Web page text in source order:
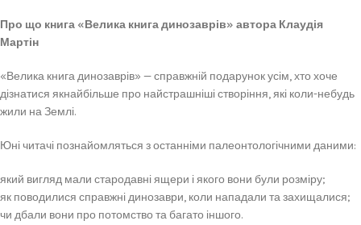
Про що книга «Велика книга динозаврів» автора Клаудія
Мартін
«Велика книга динозаврів» — справжній подарунок усім, хто хоче
дізнатися якнайбільше про найстрашніші створіння, які коли-небудь
жили на Землі.
Юні читачі познайомляться з останніми палеонтологічними даними:
який вигляд мали стародавні ящери і якого вони були розміру;
як поводилися справжні динозаври, коли нападали та захищалися;
чи дбали вони про потомство та багато іншого.